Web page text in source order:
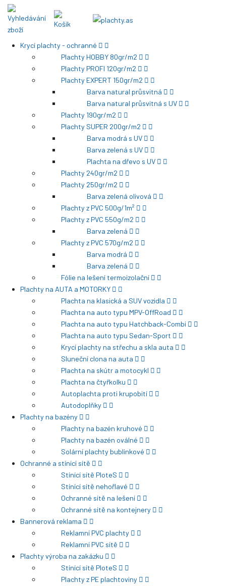
Krycí plachty - ochranné
Plachty HOBBY 80gr/m2
Plachty PROFI 120gr/m2
Plachty EXPERT 150gr/m2
Barva natural průsvitná
Barva natural průsvitná s UV
Plachty 190gr/m2
Plachty SUPER 200gr/m2
Barva modrá s UV
Barva zelená s UV
Plachta na dřevo s UV
Plachty 240gr/m2
Plachty 250gr/m2
Barva zelená olivová
Plachty z PVC 500g/1m²
Plachty z PVC 550g/m2
Barva zelená
Plachty z PVC 570g/m2
Barva modrá
Barva zelená
Fólie na lešení termoizolační
Plachty na AUTA a MOTORKY
Plachta na klasická a SUV vozidla
Plachta na auto typu MPV-OffRoad
Plachta na auto typu Hatchback-Combi
Plachta na auto typu Sedan-Sport
Krycí plachty na střechu a skla auta
Sluneční clona na auta
Plachta na skútr a motocykl
Plachta na čtyřkolku
Autoplachta proti krupobití
Autodoplňky
Plachty na bazény
Plachty na bazén kruhové
Plachty na bazén oválné
Solární plachty bublinkové
Ochranné a stínící sítě
Stínící sítě PloteS
Stínící sítě nehořlavé
Ochranné sítě na lešení
Ochranné sítě na kontejnery
Bannerová reklama
Reklamní PVC plachty
Reklamní PVC sítě
Plachty výroba na zakázku
Stínící sítě PloteS
Plachty z PE plachtoviny